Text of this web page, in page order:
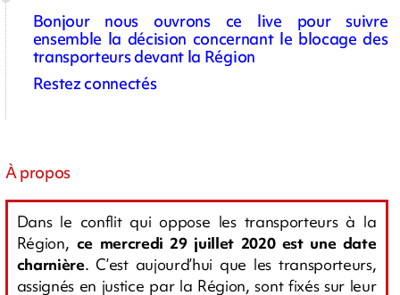
Bonjour nous ouvrons ce live pour suivre
ensemble la décision concernant le blocage des
transporteurs devant la Région
Restez connectés
À propos
Dans le conflit qui oppose les transporteurs à la
Région, ce mercredi 29 juillet 2020 est une date
charnière. C’est aujourd’hui que les transporteurs,
assignés en justice par la Région, sont fixés sur leur